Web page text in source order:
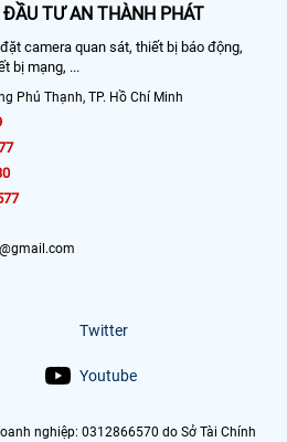
TƯ AN THÀNH PHÁT
camera quan sát, thiết bị báo động,
bị mạng, ...
Phú Thạnh, TP. Hồ Chí Minh
Twitter
Youtube
nghiệp: 0312866570 do Sở Tài Chính